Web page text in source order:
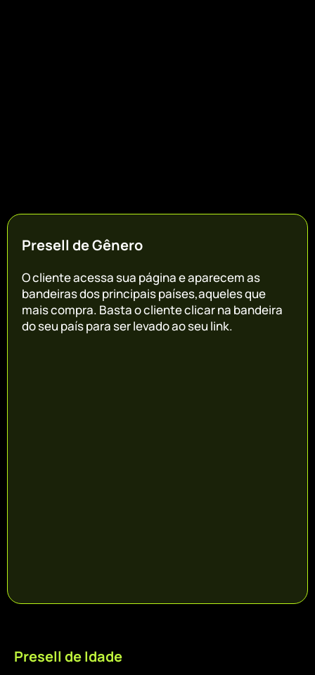
Presell de Gênero
O cliente acessa sua página e aparecem as
bandeiras dos principais países,aqueles que
mais compra. Basta o cliente clicar na bandeira
do seu país para ser levado ao seu link.
Presell de Idade